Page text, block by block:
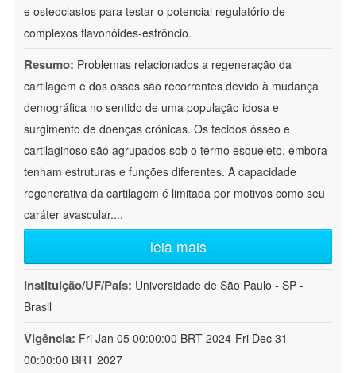
e osteoclastos para testar o potencial regulatório de
complexos flavonóides-estrôncio.
Resumo: Problemas relacionados a regeneração da
cartilagem e dos ossos são recorrentes devido à mudança
demográfica no sentido de uma população idosa e
surgimento de doenças crônicas. Os tecidos ósseo e
cartilaginoso são agrupados sob o termo esqueleto, embora
tenham estruturas e funções diferentes. A capacidade
regenerativa da cartilagem é limitada por motivos como seu
caráter avascular....
leia mais
Instituição/UF/País: Universidade de São Paulo - SP -
Brasil
Vigência: Fri Jan 05 00:00:00 BRT 2024-Fri Dec 31
00:00:00 BRT 2027